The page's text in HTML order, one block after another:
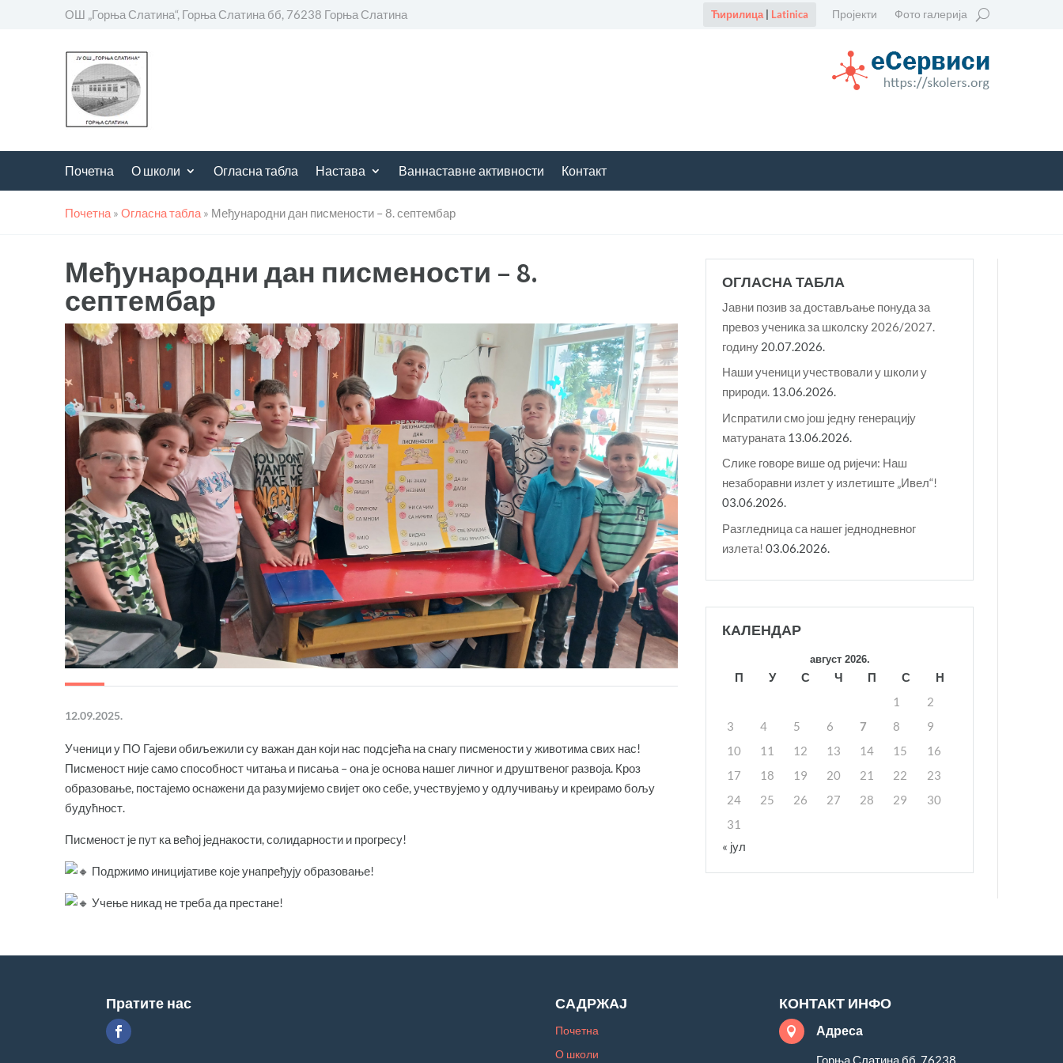
ОШ „Горња Слатина“, Горња Слатина бб, 76238 Горња Слатина Пројекти Фото галерија
Ћирилица| Latinica
Почетна О школи Огласна табла Настава Ваннаставне активности Контакт
Почетна » Огласна табла » Међународни дан писмености – 8. септембар
Међународни дан писмености – 8.
септембар
12.09.2025.
Ученици у ПО Гајеви обиљежили су важан дан који нас подсјећа на снагу писмености у животима свих нас!
Писменост није само способност читања и писања – она је основа нашег личног и друштвеног развоја. Кроз
образовање, постајемо оснажени да разумијемо свијет око себе, учествујемо у одлучивању и креирамо бољу
будућност.
Писменост је пут ка већој једнакости, солидарности и прогресу!
Подржимо иницијативе које унапређују образовање!
Учење никад не треба да престане!
ОГЛАСНА ТАБЛА
Јавни позив за достављање понуда за
превоз ученика за школску 2026/2027.
годину 20.07.2026.
Наши ученици учествовали у школи у
природи. 13.06.2026.
Испратили смо још једну генерацију
матураната 13.06.2026.
Слике говоре више од ријечи: Наш
незаборавни излет у излетиште „Ивел“!
03.06.2026.
Разгледница са нашег једнодневног
излета! 03.06.2026.
КАЛЕНДАР
август 2026.
П У С Ч П С
Н
1
2
3
4 5 6 7 8
9
10
11 12 13 14 15
16
17
18 19 20 21 22
23
24
25 26 27 28 29
30
31
« јул
Пратите нас САДРЖАЈ
Почетна
О школи
КОНТАКТ ИНФО
 Адреса
Горња Слатина бб, 76238